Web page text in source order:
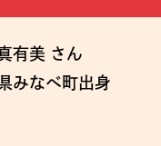
有美 さん
みなべ町出身